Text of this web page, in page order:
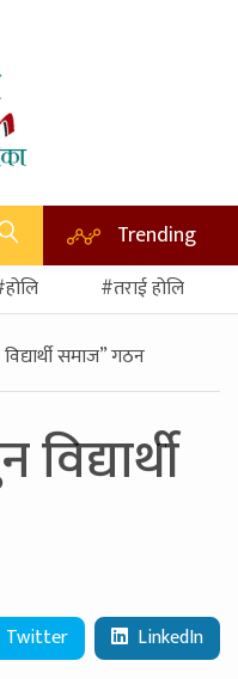
Trending
#तराई होलि
समाज” गठन
Twitter LinkedIn